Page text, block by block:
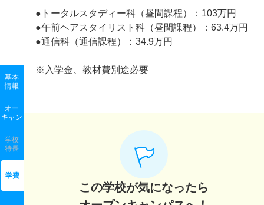
基本
情報
オー
キャン
学校
特長
学費
●トータルスタディー科（昼間課程）：103万円
●午前ヘアスタイリスト科（昼間課程）：63.4万円
●通信科（通信課程）：34.9万円
※入学金、教材費別途必要
この学校が気になったら